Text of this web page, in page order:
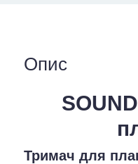
Опис
Тримач для